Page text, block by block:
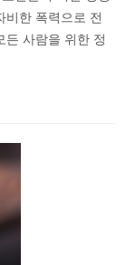
비한 폭력으로 전
든 사람을 위한 정